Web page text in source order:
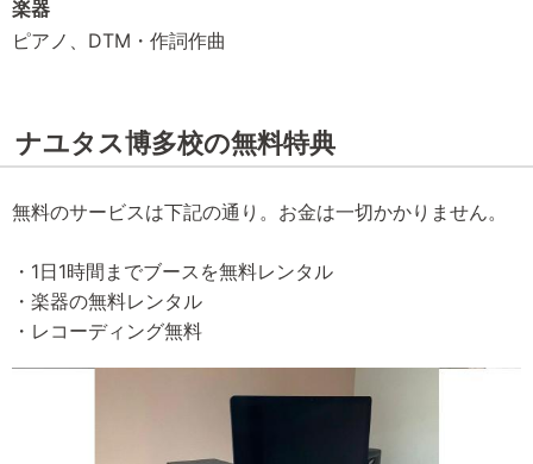
楽器
ピアノ、DTM・作詞作曲
ナユタス博多校の無料特典
無料のサービスは下記の通り。お金は一切かかりません。
・1日1時間までブースを無料レンタル
・楽器の無料レンタル
・レコーディング無料